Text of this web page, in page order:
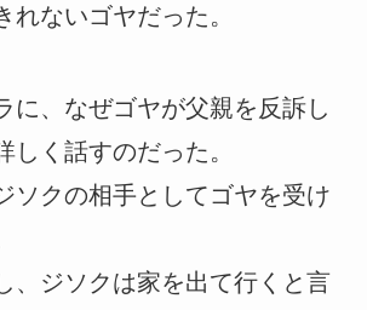
れないゴヤだった。
に、なぜゴヤが父親を反訴し
しく話すのだった。
ソクの相手としてゴヤを受け
、ジソクは家を出て行くと言